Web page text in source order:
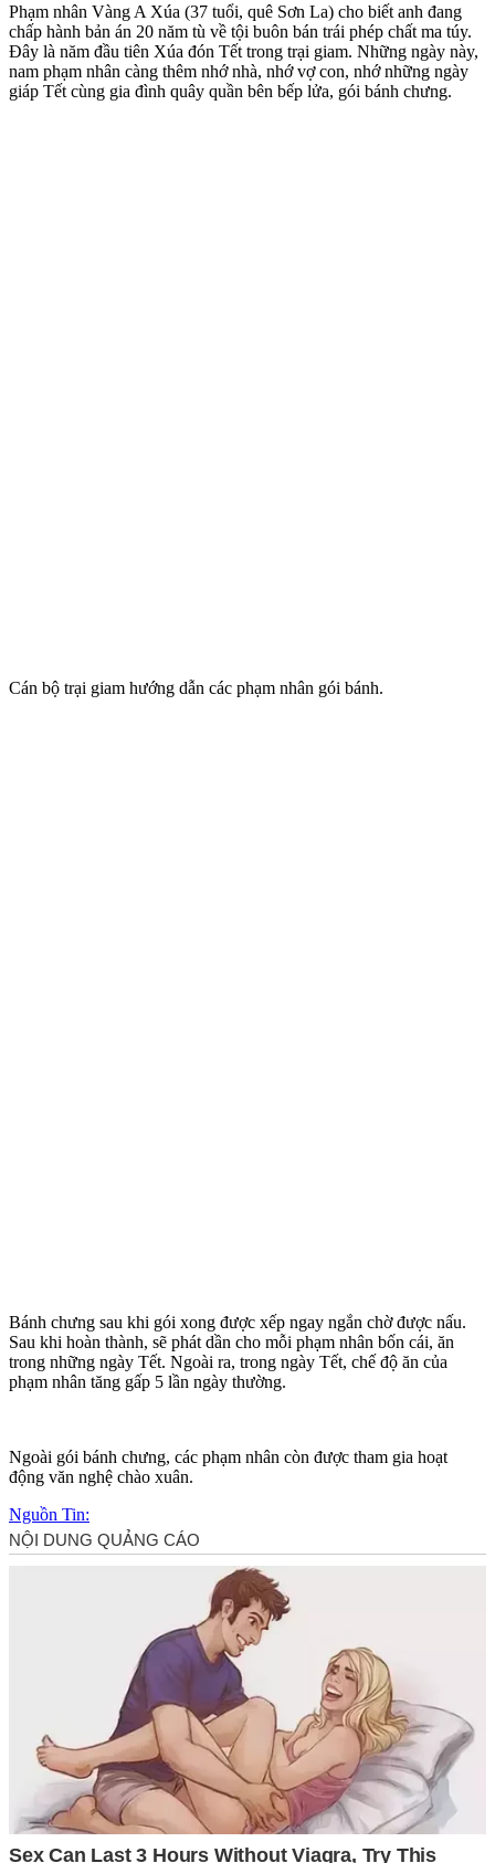
Phạm nhân Vàng A Xúa (37 tuổi, quê Sơn La) cho biết anh đang
chấp hành bản án 20 năm tù về tội buôn bán trái phép chất m‌a tú‌y.
Đây là năm đầu tiên Xúa đón Tết trong trại giam. Những ngày này,
nam phạm nhân càng thêm nhớ nhà, nhớ vợ con, nhớ những ngày
giáp Tết cùng gia đình quây quần bên bếp lửa, gói bánh chưng.
Cán bộ trại giam hướng dẫn các phạm nhân gói bánh.
Bánh chưng sau khi gói xong được xếp ngay ngắn chờ được nấu.
Sau khi hoàn thành, sẽ phát dần cho mỗi phạm nhân bốn cái, ăn
trong những ngày Tết. Ngoài ra, trong ngày Tết, chế độ ăn của
phạm nhân tăng gấp 5 lần ngày thường.
Ngoài gói bánh chưng, các phạm nhân còn được tham gia hoạt
động văn nghệ chào xuân.
Nguồn Tin: